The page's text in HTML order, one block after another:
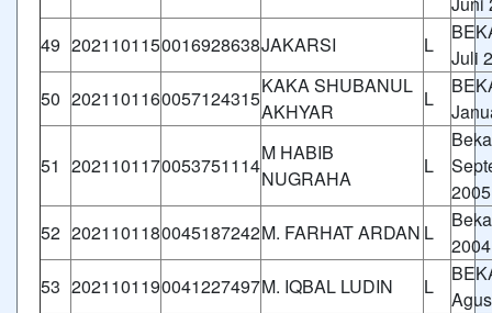
49 2021101150016928638JAKARSI L
Juli
50 2021101160057124315
KAKA SHUBANUL
AKHYAR
L
51 2021101170053751114
M HABIB
NUGRAHA
L
2005
52 2021101180045187242M. FARHAT ARDAN L
2004
53 2021101190041227497M. IQBAL LUDIN L